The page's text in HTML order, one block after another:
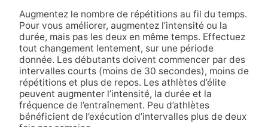
Augmentez le nombre de répétitions au fil du temps.
Pour vous améliorer, augmentez l’intensité ou la
durée, mais pas les deux en même temps. Effectuez
tout changement lentement, sur une période
donnée. Les débutants doivent commencer par des
intervalles courts (moins de 30 secondes), moins de
répétitions et plus de repos. Les athlètes d’élite
peuvent augmenter l’intensité, la durée et la
fréquence de l’entraînement. Peu d’athlètes
bénéficient de l’exécution d’intervalles plus de deux